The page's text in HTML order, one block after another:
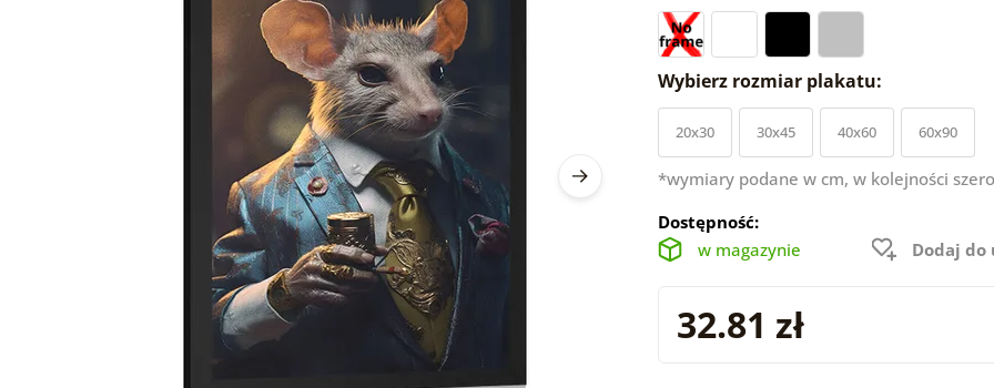
Wybierz rozmiar plakatu:
20x30 30x45 40x60 60x90
*wymiary podane w cm, w kolejności
Dostępność:
w magazynie
Dodaj
32.81 zł